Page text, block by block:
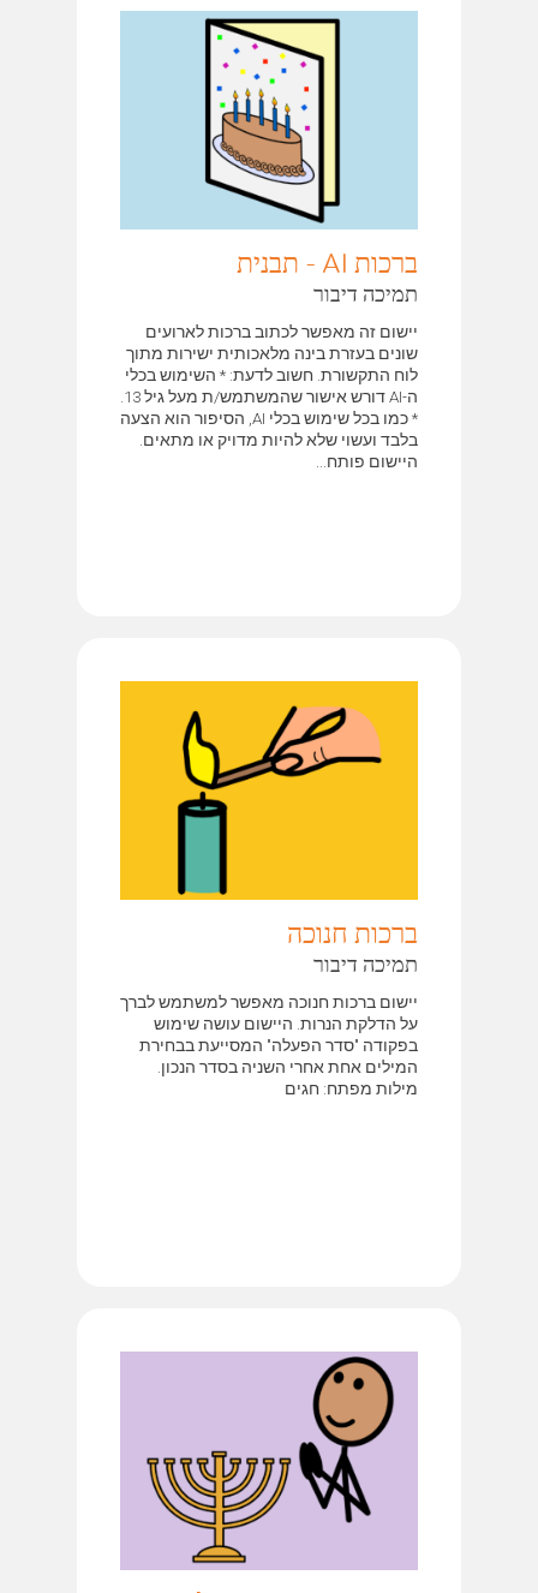
ברכות AI - תבנית
תמיכה דיבור
יישום זה מאפשר לכתוב ברכות לארועים
שונים בעזרת בינה מלאכותית ישירות מתוך
לוח התקשורת. חשוב לדעת: * השימוש בכלי
* כמו בכל שימוש בכלי AI, הסיפור הוא הצעה
בלבד ועשוי שלא להיות מדויק או מתאים.
היישום פותח...
ברכות חנוכה
תמיכה דיבור
יישום ברכות חנוכה מאפשר למשתמש לברך
על הדלקת הנרות. היישום עושה שימוש
בפקודה "סדר הפעלה" המסייעת בבחירת
המילים אחת אחרי השניה בסדר הנכון.
מילות מפתח: חגים